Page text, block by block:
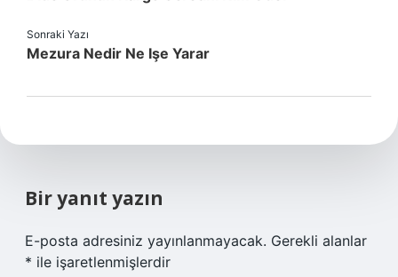
Sonraki Yazı
Mezura Nedir Ne Işe Yarar
Bir yanıt yazın
E-posta adresiniz yayınlanmayacak. Gerekli alanlar
* ile işaretlenmişlerdir